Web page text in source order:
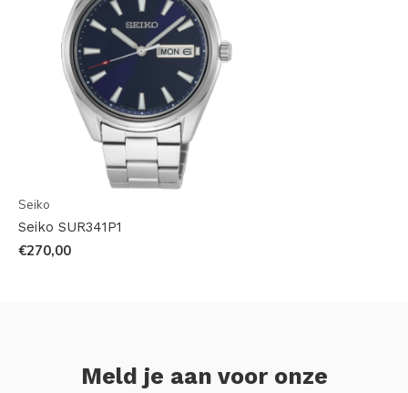
Seiko
Seiko SUR341P1
€270,00
Meld je aan voor onze